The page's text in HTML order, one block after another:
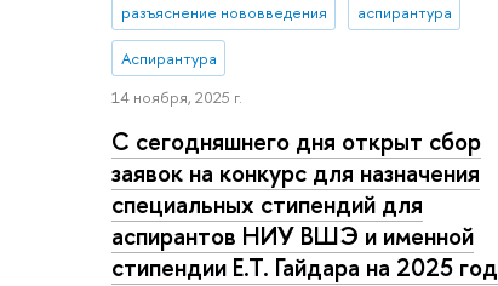
разъяснение нововведения аспирантура
Аспирантура
14 ноября, 2025 г.
С сегодняшнего дня открыт сбор
заявок на конкурс для назначения
специальных стипендий для
аспирантов НИУ ВШЭ и именной
стипендии Е.Т. Гайдара на 2025 год